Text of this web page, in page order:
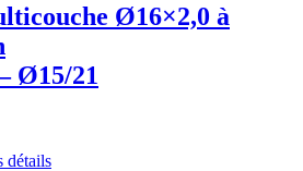
Ø16×2,0 à
Ø15/21
détails